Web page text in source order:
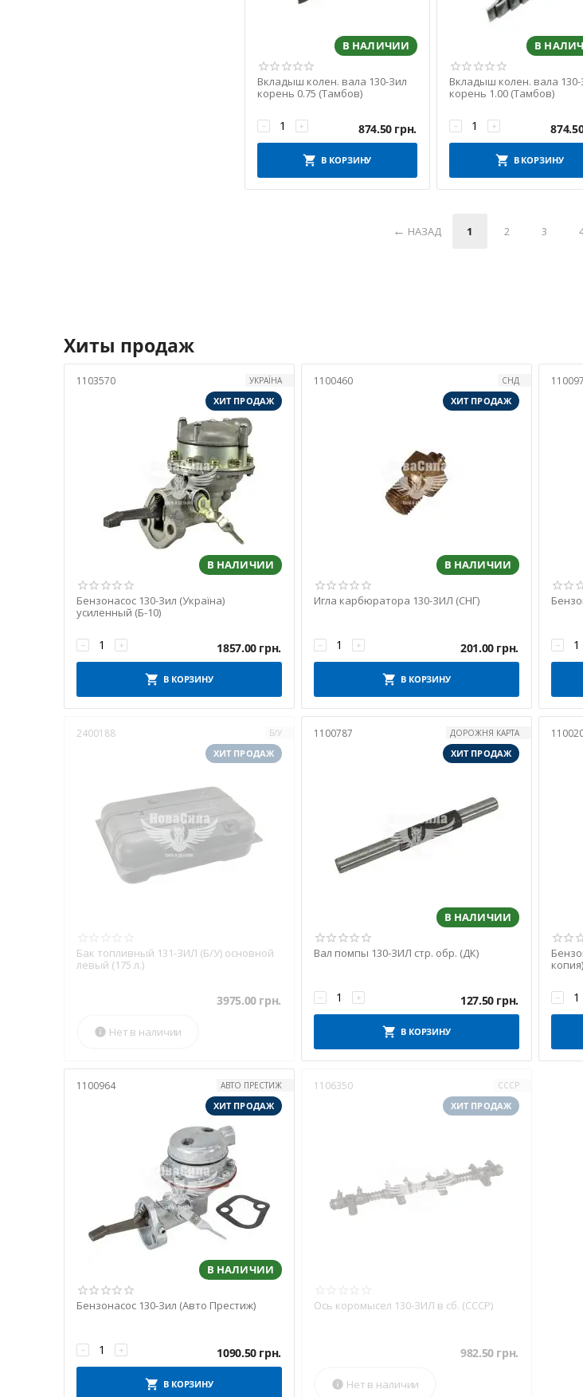
Энерго-Арм
ЯЗДА
ЯРТ
В НАЛИЧИИ
Вкладыш колен. вала 130-Зил
корень 0.75 (Тамбов)
+
− 874.50 грн.
В КОРЗИНУ
В
Вкладыш колен. вала 130-
корень 1.00 (Тамбов)
+
−
В КОРЗИНУ
НАЗАД 1 2 3
Хиты продаж
1103570
УКРАЇНА
ХИТ ПРОДАЖ
В НАЛИЧИИ
Бензонасос 130-Зил (Україна)
усиленный (Б-10)
+
− 1857.00 грн.
В КОРЗИНУ
1100460
СНД
ХИТ ПРОДАЖ
В НАЛИЧИИ
Игла карбюратора 130-ЗИЛ (СНГ)
+
− 201.00 грн.
В КОРЗИНУ
−
2400188
Б/У
ХИТ ПРОДАЖ
Бак топливный 131-ЗИЛ (Б/У) основной
левый (175 л.)
3975.00 грн.
Нет в наличии

1100787
ДОРОЖНЯ КАРТА
ХИТ ПРОДАЖ
В НАЛИЧИИ
Вал помпы 130-ЗИЛ стр. обр. (ДК)
+
− 127.50 грн.
В КОРЗИНУ
копия)
−
1100964
АВТО ПРЕСТИЖ
ХИТ ПРОДАЖ
В НАЛИЧИИ
Бензонасос 130-Зил (Авто Престиж)
+
− 1090.50 грн.
В КОРЗИНУ
1106350
СССР
ХИТ ПРОДАЖ
Ось коромысел 130-ЗИЛ в сб. (СССР)
982.50 грн.
Нет в наличии
